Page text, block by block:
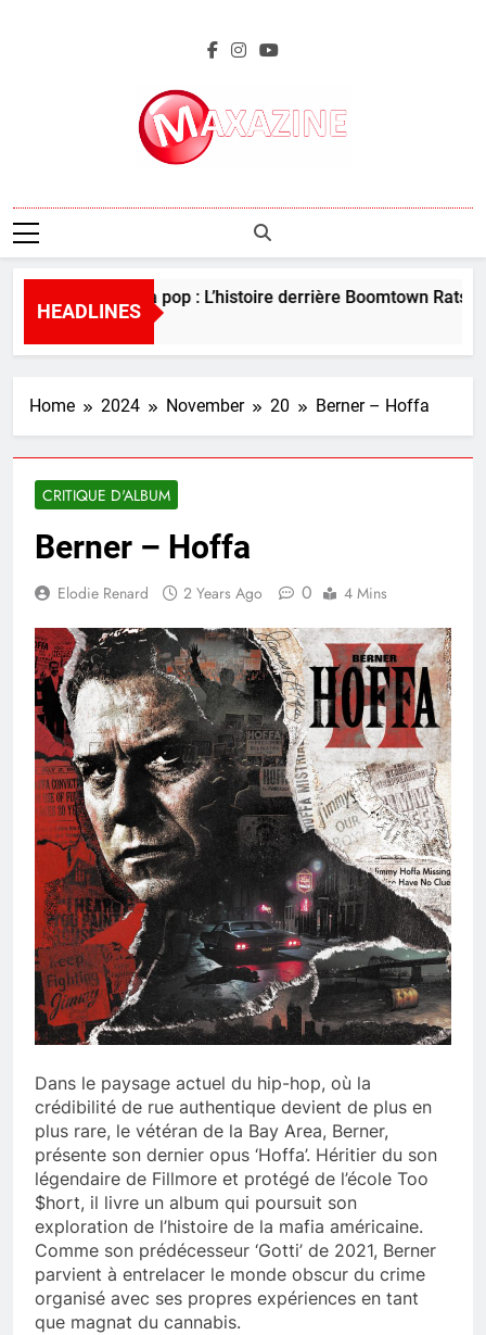
Maxazine.fr
HEADLINES
Perles de la pop : L’histoire derrière Boomtown Rats – “I
4 Days Ago
Home 2024 November 20 Berner – Hoffa
CRITIQUE D'ALBUM
Berner – Hoffa
Elodie Renard 2 Years Ago 0 4 Mins
Dans le paysage actuel du hip-hop, où la
crédibilité de rue authentique devient de plus en
plus rare, le vétéran de la Bay Area, Berner,
présente son dernier opus ‘Hoffa’. Héritier du son
légendaire de Fillmore et protégé de l’école Too
$hort, il livre un album qui poursuit son
exploration de l’histoire de la mafia américaine.
Comme son prédécesseur ‘Gotti’ de 2021, Berner
parvient à entrelacer le monde obscur du crime
organisé avec ses propres expériences en tant
que magnat du cannabis.